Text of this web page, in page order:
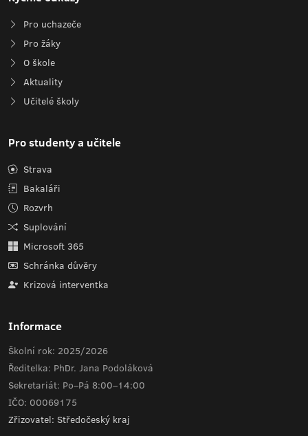
Pro uchazeče
Pro žáky
O škole
Aktuality
Učitelé školy
Pro studenty a učitele
Strava
Bakaláři
Rozvrh
Suplování
Microsoft 365
Schránka důvěry
Krizová interventka
Informace
Školní rok: 2025/2026
Ředitelka: PhDr. Jana Podoláková
Sekretariát: Po–Pá 8:00–14:00
IČO: 00069175
Zřizovatel: Středočeský kraj